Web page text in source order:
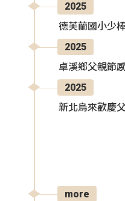
2025
德芙蘭國小少
2025
卓溪鄉父親節
2025
新北烏來歡慶
more